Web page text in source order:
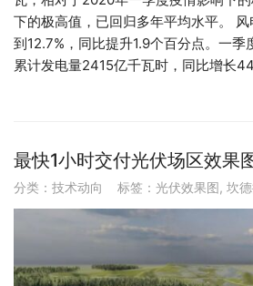
下的极高值，已回归多年平均水平。
到12.7%，同比提升1.9个百分点。一季
累计发电量2415亿千瓦时，同比增长
最快1小时交付光伏场区效果
分类： 技术动向 标签： 光伏效果图, 坎